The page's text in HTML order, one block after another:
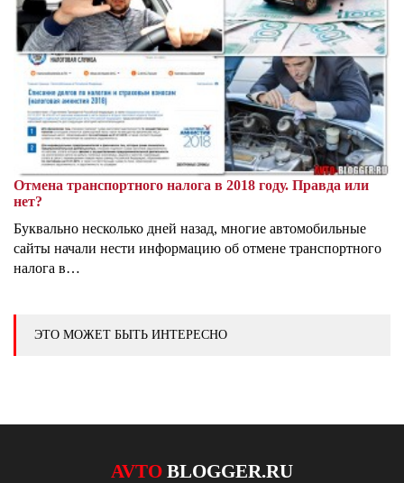
Отмена транспортного налога в 2018 году. Правда или
нет?
Буквально несколько дней назад, многие автомобильные
сайты начали нести информацию об отмене транспортного
налога в…
ЭТО МОЖЕТ БЫТЬ ИНТЕРЕСНО
AVTO BLOGGER.RU